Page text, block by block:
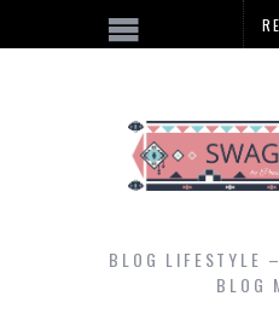
BLOG LIFESTYLE
BLOG